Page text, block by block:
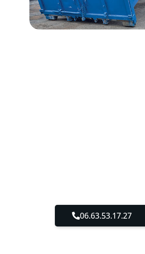
06.63.53.17.27